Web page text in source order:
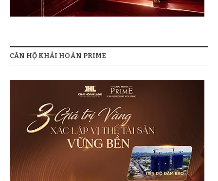
CĂN HỘ KHẢI HOÀN PRIME